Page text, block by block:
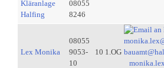
Kläranlage
Halfing
08055
8246
Lex Monika
08055
9053-
10
10 1.OG